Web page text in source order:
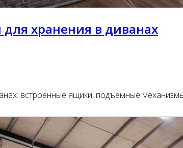
хранения в диванах
встроенные ящики, подъёмные